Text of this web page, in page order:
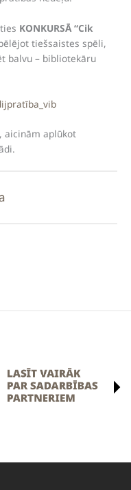
KONKURSĀ “Cik
tiešsaistes spēli,
balvu – bibliotekāru
aicinām aplūkot